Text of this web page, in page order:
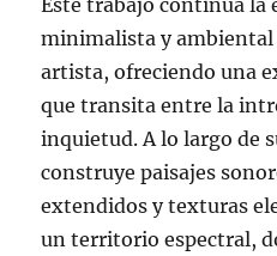
Este trabajo continúa la
minimalista y ambiental
artista, ofreciendo una
que transita entre la
inquietud. A lo largo de
construye paisajes
extendidos y texturas
un territorio espectral,